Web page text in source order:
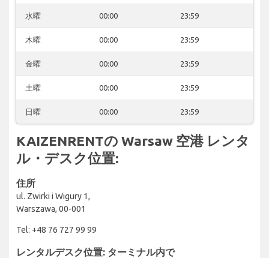
水曜 00:00 23:59
木曜 00:00 23:59
金曜 00:00 23:59
土曜 00:00 23:59
日曜 00:00 23:59
KAIZENRENTの Warsaw 空港 レンタ
ル・デスク位置:
住所
ul. Zwirki i Wigury 1,
Warszawa, 00-001
Tel: +48 76 727 99 99
レンタルデスク位置: ターミナル内で